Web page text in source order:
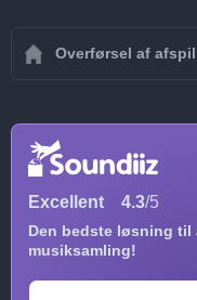
Overførsel af
Excellent 4.3/5
Den bedste løsning
musiksamling!